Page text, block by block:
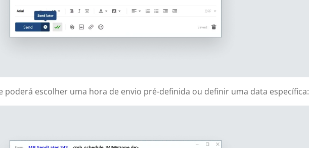
escolher uma hora de envio pré-definida ou definir uma data específica: